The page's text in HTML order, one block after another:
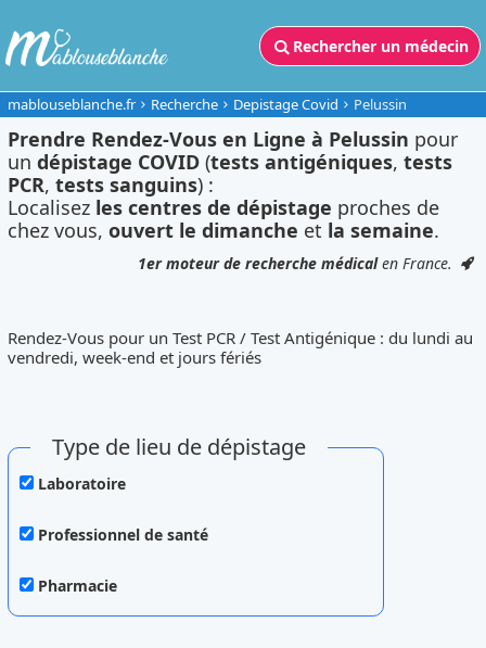
Rechercher un médecin
mablouseblanche.fr Recherche Depistage Covid Pelussin
Prendre Rendez-Vous en Ligne à Pelussin pour
undépistage COVID (tests antigéniques,tests
PCR,tests sanguins) :
Localisez les centres de dépistage proches de
chez vous,ouvert le dimanche et la semaine.
1er moteur de recherche médicalen France.
Rendez-Vous pour un Test PCR / Test Antigénique : du lundi au
vendredi, week-end et jours fériés
Type de lieu de dépistage
Laboratoire
Professionnel de santé
Pharmacie